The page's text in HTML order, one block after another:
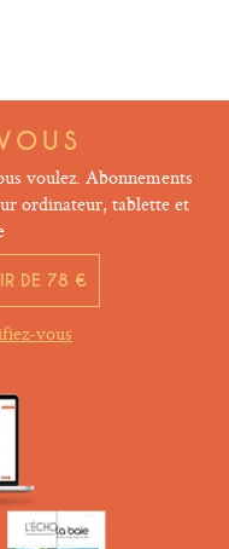
voulez. Abonnements
ordinateur, tablette et
DE 78 €
vous